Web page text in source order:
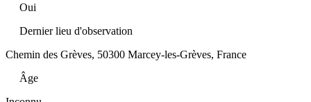
Oui
Dernier lieu d'observation
Chemin des Grèves, 50300 Marcey-les-Grèves, France
Âge